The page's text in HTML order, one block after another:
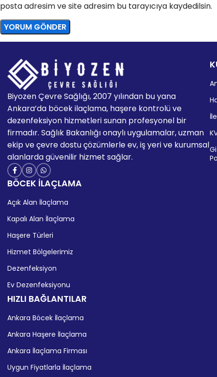
posta adresim ve site adresim bu tarayıcıya kaydedilsin.
Biyozen Çevre Sağlığı, 2007 yılından bu yana
Ankara’da böcek ilaçlama, haşere kontrolü ve
dezenfeksiyon hizmetleri sunan profesyonel bir
firmadır. Sağlık Bakanlığı onaylı uygulamalar, uzman
ekip ve çevre dostu çözümlerle ev, iş yeri ve kurumsal
alanlarda güvenilir hizmet sağlar.
BÖCEK İLAÇLAMA
Açık Alan İlaçlama
Kapalı Alan İlaçlama
Haşere Türleri
Hizmet Bölgelerimiz
Dezenfeksiyon
Ev Dezenfeksiyonu
HIZLI BAĞLANTILAR
Ankara Böcek İlaçlama
Ankara Haşere İlaçlama
Ankara İlaçlama Firması
Uygun Fiyatlarla İlaçlama